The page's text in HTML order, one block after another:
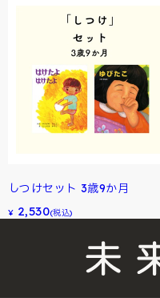
しつけセット 3歳9か月
¥ 2,530(税込)